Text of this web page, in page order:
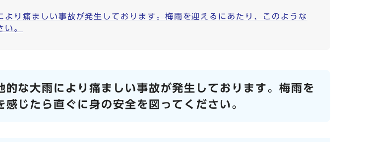
り痛ましい事故が発生しております。梅雨を迎えるにあたり、このような
。
な大雨により痛ましい事故が発生しております。梅雨を
じたら直ぐに身の安全を図ってください。